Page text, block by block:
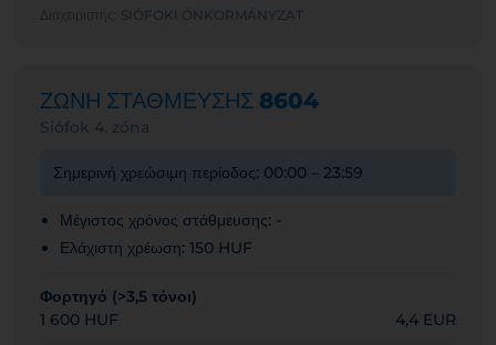
Διαχειριστής: SIÓFOKI ÖNKORMÁNYZAT
ΖΩΝΗ ΣΤΑΘΜΕΥΣΗΣ 8604
Siófok 4. zóna
Σημερινή χρεώσιμη περίοδος: 00:00 – 23:59
Μέγιστος χρόνος στάθμευσης: -
Ελάχιστη χρέωση: 150 HUF
Φορτηγό (>3,5 τόνοι)
1 600 HUF
4,4 EUR